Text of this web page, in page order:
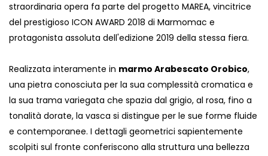
straordinaria opera fa parte del progetto MAREA, vincitrice
del prestigioso ICON AWARD 2018 di Marmomac e
protagonista assoluta dell'edizione 2019 della stessa fiera.
Realizzata interamente in marmo Arabescato Orobico,
una pietra conosciuta per la sua complessità cromatica e
la sua trama variegata che spazia dal grigio, al rosa, fino a
tonalità dorate, la vasca si distingue per le sue forme fluide
e contemporanee. I dettagli geometrici sapientemente
scolpiti sul fronte conferiscono alla struttura una bellezza